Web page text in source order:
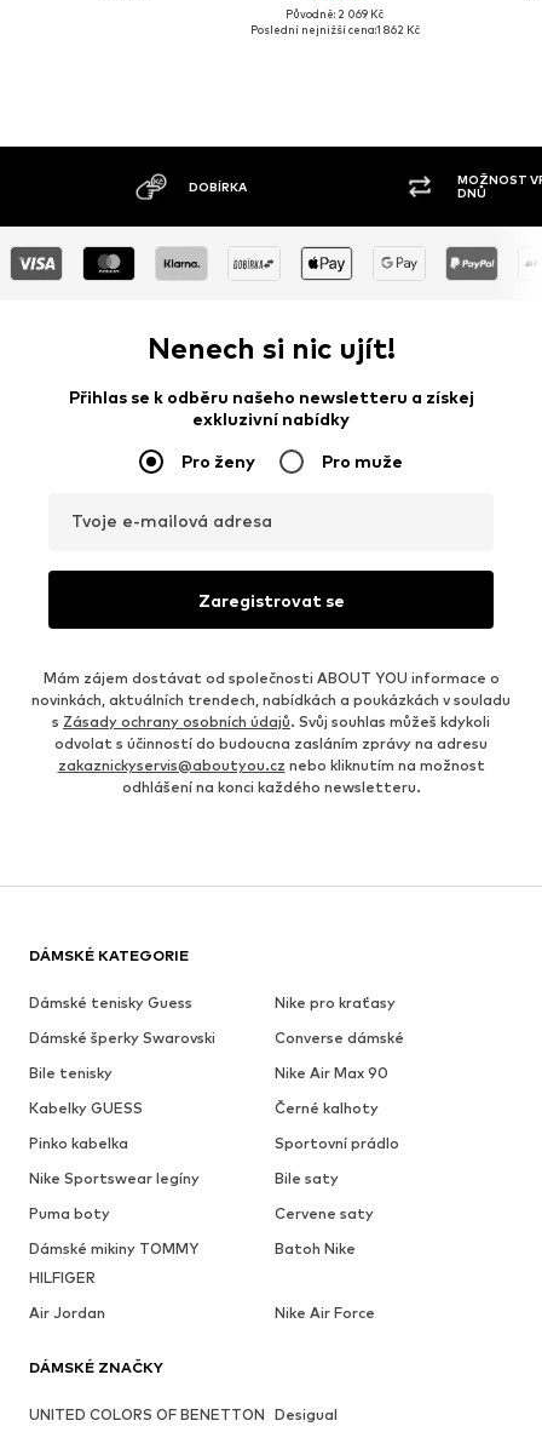
Původně: 2 069 Kč
Poslední nejnižší cena:1 862 Kč
DOBÍRKA
MOŽNOST
DNŮ
Nenech si nic ujít!
Přihlas se k odběru našeho newsletteru a získej
exkluzivní nabídky
Pro ženy Pro muže
Tvoje e-mailová adresa
Zaregistrovat se
Mám zájem dostávat od společnosti ABOUT YOU informace o
novinkách, aktuálních trendech, nabídkách a poukázkách v souladu
s Zásady ochrany osobních údajů. Svůj souhlas můžeš kdykoli
odvolat s účinností do budoucna zasláním zprávy na adresu
zakaznickyservis@aboutyou.cz nebo kliknutím na možnost
odhlášení na konci každého newsletteru.
DÁMSKÉ KATEGORIE
Dámské tenisky Guess
Nike pro kraťasy
Dámské šperky Swarovski
Converse dámské
Bile tenisky
Nike Air Max 90
Kabelky GUESS
Černé kalhoty
Pinko kabelka
Sportovní prádlo
Nike Sportswear legíny
Bile saty
Puma boty
Cervene saty
Dámské mikiny TOMMY
HILFIGER
Batoh Nike
Air Jordan Nike Air Force
DÁMSKÉ ZNAČKY
UNITED COLORS OF BENETTON Desigual